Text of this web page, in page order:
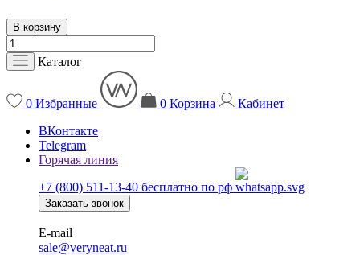
В корзину
Каталог
0 Избранные 0 Корзина
Кабинет
ВКонтакте
Telegram
Горячая линия
+7 (800) 511-13-40 бесплатно по рф
Заказать звонок
E-mail
sale@veryneat.ru